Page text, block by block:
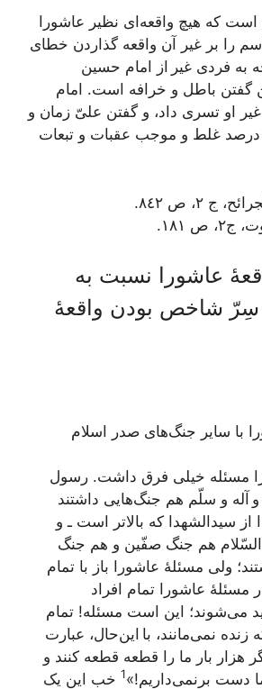
که هیچ واقعه‌ای نظیر عاشورا
را بر غیر آن واقعه گذاردن خطای
فردی غیر از امام حسین
گفتن باطل و خرافه است. امام
غیر او تسری داد، و گفتن علیّ زمان و
غلط و موجب عقبات و تبعات
ج ٢، ص ۸٤٢.
، ج‌٢، ص ١٨١.
عاشورا نسبت به
سِرّ شاخص بودن واقعۀ
با سایر جنگ‌های صدر اسلام‌
مسئله خیلی فرق داشت. رسول
و آله و سلّم هم جنگ‌هایی داشتند
سیدالشهدا که بالاتر است ـ و
السّلام هم جنگ صفّین و هم جنگ
ولی مسئلۀ عاشورا باز با تمام
مسئلۀ عاشورا تمام افراد
می‌شوند؛ این است مسئله! تمام
زنده نمی‌مانند، با این‌حال، عبارت
هزار بار ما را قطعه قطعه کنند و
ما دست برنمی‌داریم!»1 خب این یک